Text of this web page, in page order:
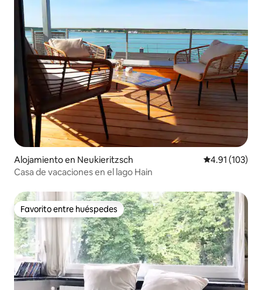
Alojamiento en Neukieritzsch Calificación
4.91 (103)
Casa de vacaciones en el lago Hain
Favorito entre huéspedes
Favorito entre huéspedes